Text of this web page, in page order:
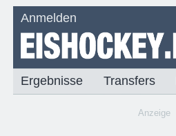
Anmelden
Ergebnisse Transfers
Anzeige